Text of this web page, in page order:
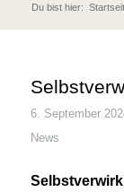
Du bist hier:
6. September
News